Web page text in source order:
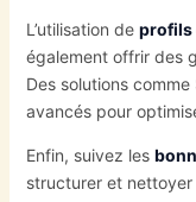
L’utilisation de profils
également offrir des
Des solutions
avancés pour
Enfin, suivez les
structurer et